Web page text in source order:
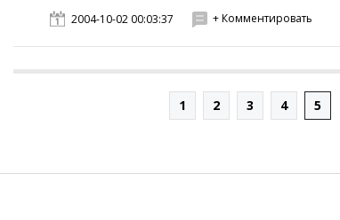
2004-10-02 00:03:37 + Комментировать
1 2 3 4 5